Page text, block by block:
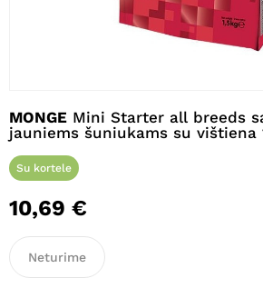
MONGE Mini Starter all breeds
jauniems šuniukams su vištiena
Su kortele
10,69 €
Neturime